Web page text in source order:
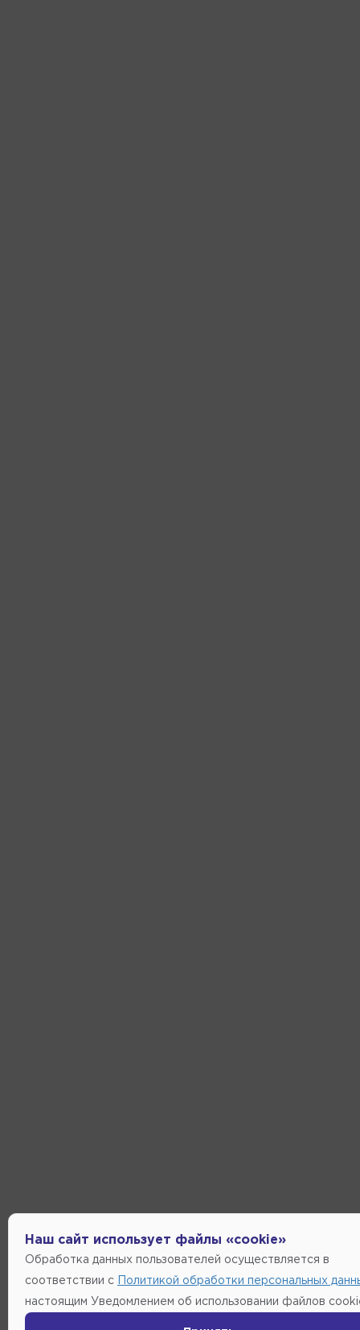
Наш сайт использует файлы «cookie»
Обработка данных пользователей осуществляется в
соответствии с Политикой обработки персональных
настоящим Уведомлением об использовании файлов